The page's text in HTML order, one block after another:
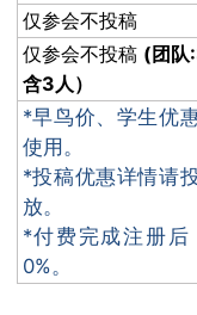
仅参会不投稿
仅参会不投稿 (团队
含3人）
*早鸟价、学生优
使用。
*投稿优惠详情请
放。
*付费完成注册后
0%。